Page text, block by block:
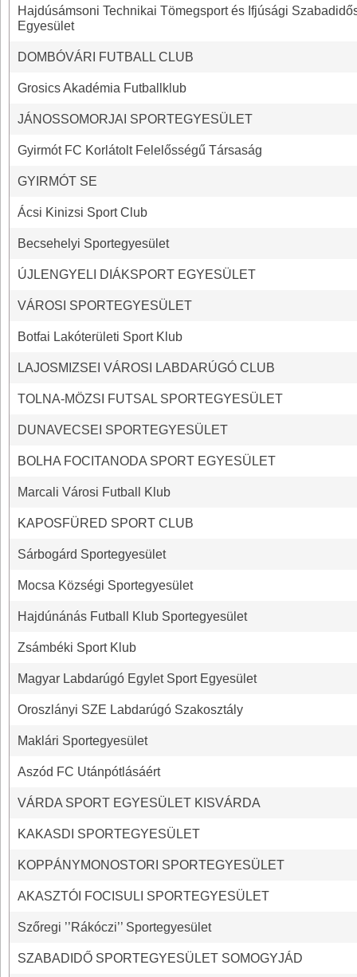
Hajdúsámsoni Technikai Tömegsport és Ifjúsági
Egyesület
DOMBÓVÁRI FUTBALL CLUB
Grosics Akadémia Futballklub
JÁNOSSOMORJAI SPORTEGYESÜLET
Gyirmót FC Korlátolt Felelősségű Társaság
GYIRMÓT SE
Ácsi Kinizsi Sport Club
Becsehelyi Sportegyesület
ÚJLENGYELI DIÁKSPORT EGYESÜLET
VÁROSI SPORTEGYESÜLET
Botfai Lakóterületi Sport Klub
LAJOSMIZSEI VÁROSI LABDARÚGÓ CLUB
TOLNA-MÖZSI FUTSAL SPORTEGYESÜLET
DUNAVECSEI SPORTEGYESÜLET
BOLHA FOCITANODA SPORT EGYESÜLET
Marcali Városi Futball Klub
KAPOSFÜRED SPORT CLUB
Sárbogárd Sportegyesület
Mocsa Községi Sportegyesület
Hajdúnánás Futball Klub Sportegyesület
Zsámbéki Sport Klub
Magyar Labdarúgó Egylet Sport Egyesület
Oroszlányi SZE Labdarúgó Szakosztály
Maklári Sportegyesület
Aszód FC Utánpótlásáért
VÁRDA SPORT EGYESÜLET KISVÁRDA
KAKASDI SPORTEGYESÜLET
KOPPÁNYMONOSTORI SPORTEGYESÜLET
AKASZTÓI FOCISULI SPORTEGYESÜLET
Szőregi ’’Rákóczi’’ Sportegyesület
SZABADIDŐ SPORTEGYESÜLET SOMOGYJÁD